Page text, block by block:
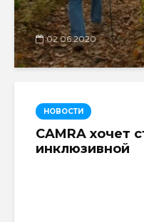
02.06.2020
НОВОСТИ
CAMRA хочет
инклюзивной